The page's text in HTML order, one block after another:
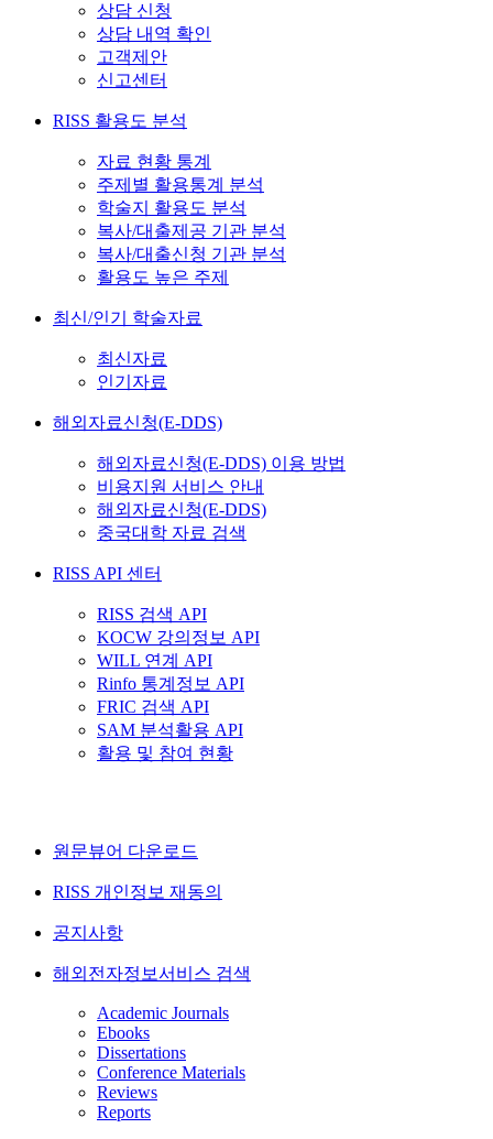
상담 신청
상담 내역 확인
고객제안
신고센터
RISS 활용도 분석
자료 현황 통계
주제별 활용통계 분석
학술지 활용도 분석
복사/대출제공 기관 분석
복사/대출신청 기관 분석
활용도 높은 주제
최신/인기 학술자료
최신자료
인기자료
해외자료신청(E-DDS)
해외자료신청(E-DDS) 이용 방법
비용지원 서비스 안내
해외자료신청(E-DDS)
중국대학 자료 검색
RISS API 센터
RISS 검색 API
KOCW 강의정보 API
WILL 연계 API
Rinfo 통계정보 API
FRIC 검색 API
SAM 분석활용 API
활용 및 참여 현황
원문뷰어 다운로드
RISS 개인정보 재동의
공지사항
해외전자정보서비스 검색
Academic Journals
Ebooks
Dissertations
Conference Materials
Reviews
Reports